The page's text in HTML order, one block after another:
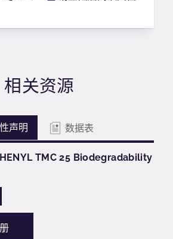
相关资源
声明 数据表
TMC 25 Biodegradability
DESCRIPTIONS